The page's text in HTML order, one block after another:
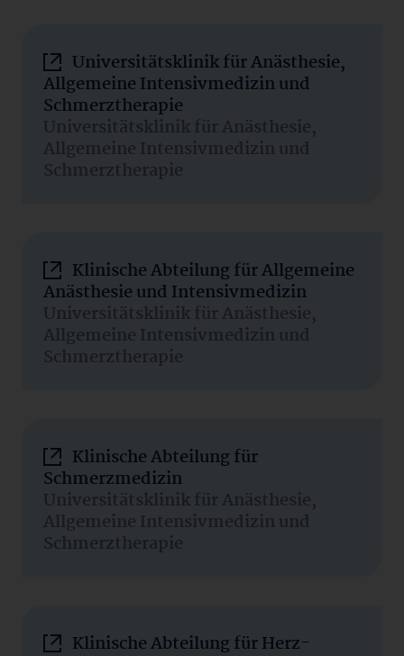
Universitätsklinik für Anästhesie,
Allgemeine Intensivmedizin und
Schmerztherapie
Universitätsklinik für Anästhesie,
Allgemeine Intensivmedizin und
Schmerztherapie
Klinische Abteilung für Allgemeine
Anästhesie und Intensivmedizin
Universitätsklinik für Anästhesie,
Allgemeine Intensivmedizin und
Schmerztherapie
Klinische Abteilung für
Schmerzmedizin
Universitätsklinik für Anästhesie,
Allgemeine Intensivmedizin und
Schmerztherapie
Klinische Abteilung für Herz-